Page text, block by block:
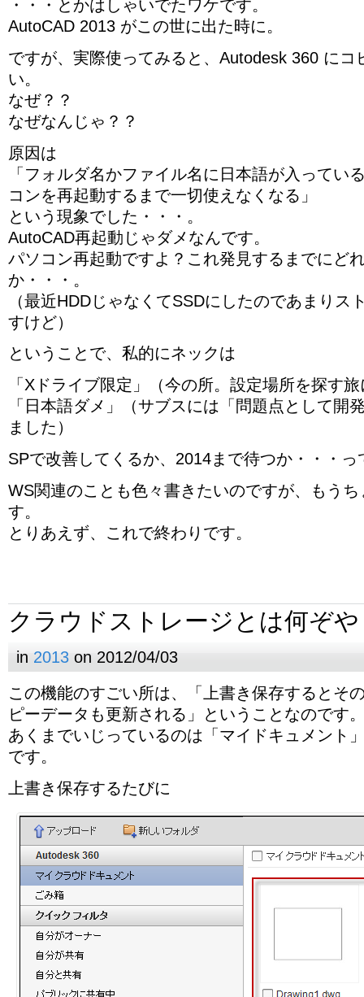
・・・とかはしゃいでたワケです。
AutoCAD 2013 がこの世に出た時に。
ですが、実際使ってみると、Autodesk 360 にコ
い。
なぜ？？
なぜなんじゃ？？
原因は
「フォルダ名かファイル名に日本語が入ってい
コンを再起動するまで一切使えなくなる」
という現象でした・・・。
AutoCAD再起動じゃダメなんです。
パソコン再起動ですよ？これ発見するまでにど
か・・・。
（最近HDDじゃなくてSSDにしたのであまりス
すけど）
ということで、私的にネックは
「Xドライブ限定」（今の所。設定場所を探す
「日本語ダメ」（サブスには「問題点として開
ました）
SPで改善してくるか、2014まで待つか・・・っ
WS関連のことも色々書きたいのですが、もう
す。
とりあえず、これで終わりです。
クラウドストレージとは何ぞ
in 2013 on 2012/04/03
この機能のすごい所は、「上書き保存するとそ
ピーデータも更新される」ということなのです
あくまでいじっているのは「マイドキュメント
です。
上書き保存するたびに